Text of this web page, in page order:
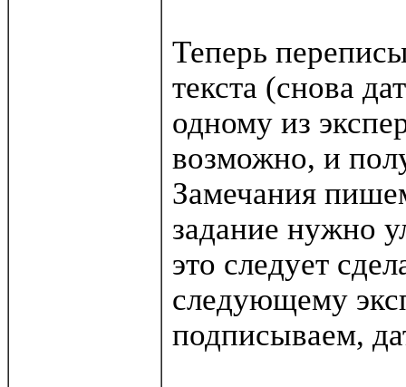
Теперь
текста (снова
одному из
возможно, и
Замечания
задание нужно
это следует
следующему
подписываем,